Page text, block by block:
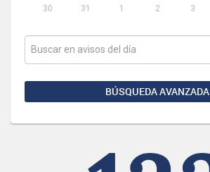
30
31 1 2 3
BÚSQUEDA AVANZADA